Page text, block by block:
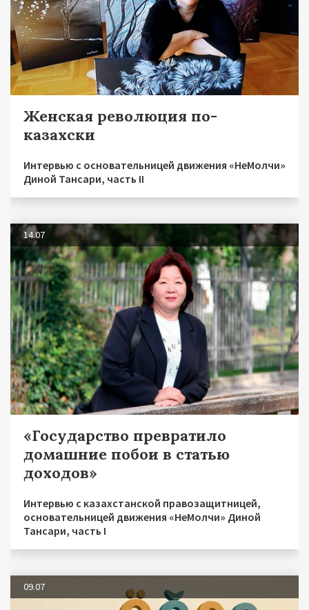
Женская революция по-
казахски
Интервью с основательницей движения «НеМолчи»
Диной Тансари, часть II
14.07
«Государство превратило
домашние побои в статью
доходов»
Интервью с казахстанской правозащитницей,
основательницей движения «НеМолчи» Диной
Тансари, часть I
09.07